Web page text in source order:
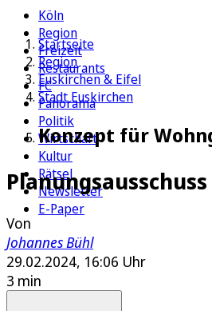
Köln
Region
Freizeit
Restaurants
FC
Panorama
Politik
Wirtschaft
Kultur
Rätsel
Newsletter
E-Paper
Startseite
Region
Euskirchen & Eifel
Stadt Euskirchen
Konzept für
Von
Johannes Bühl
29.02.2024, 16:06 Uhr
3 min